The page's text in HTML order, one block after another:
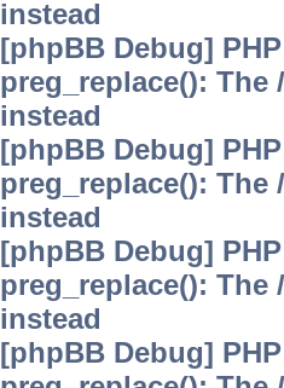
instead
[phpBB Debug]
preg_replace():
instead
[phpBB Debug]
preg_replace():
instead
[phpBB Debug]
preg_replace():
instead
[phpBB Debug]